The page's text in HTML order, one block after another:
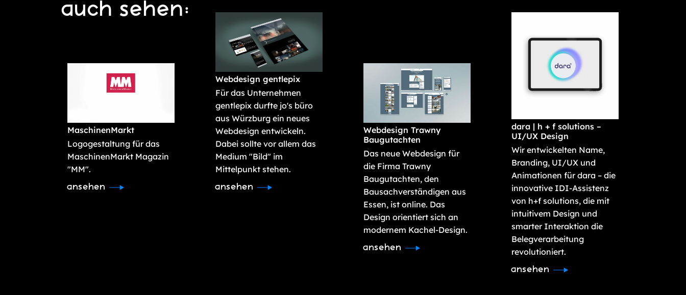
auch sehen:
MaschinenMarkt
Logogestaltung für das
MaschinenMarkt Magazin
"MM".
ansehen
Webdesign gentlepix
Für das Unternehmen
gentlepix durfte jo's büro
aus Würzburg ein neues
Webdesign entwickeln.
Dabei sollte vor allem das
Medium "Bild" im
Mittelpunkt stehen.
ansehen
Webdesign Trawny
Baugutachten
Das neue Webdesign für
die Firma Trawny
Baugutachten, den
Bausachverständigen aus
Essen, ist online. Das
Design orientiert sich an
modernem Kachel-Design.
ansehen
dara | h + f solutions –
UI/UX Design
Wir entwickelten Name,
Branding, UI/UX und
Animationen für dara – die
innovative IDI-Assistenz
von h+f solutions, die mit
intuitivem Design und
smarter Interaktion die
Belegverarbeitung
revolutioniert.
ansehen